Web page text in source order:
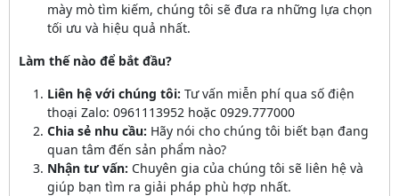
mày mò tìm kiếm, chúng tôi sẽ đưa ra những lựa chọn
tối ưu và hiệu quả nhất.
Làm thế nào để bắt đầu?
Liên hệ với chúng tôi: Tư vấn miễn phí qua số điện
thoại Zalo: 0961113952 hoặc 0929.777000
Chia sẻ nhu cầu: Hãy nói cho chúng tôi biết bạn đang
quan tâm đến sản phẩm nào?
Nhận tư vấn: Chuyên gia của chúng tôi sẽ liên hệ và
giúp bạn tìm ra giải pháp phù hợp nhất.